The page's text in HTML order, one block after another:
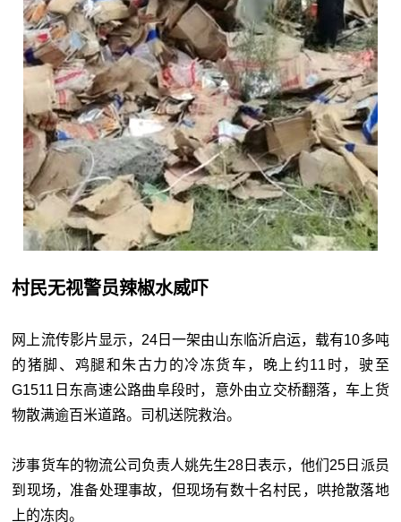
村民无视警员辣椒水威吓
网上流传影片显示，24日一架由山东临沂启运，载有10多吨
的猪脚、鸡腿和朱古力的冷冻货车，晚上约11时，驶至
G1511日东高速公路曲阜段时，意外由立交桥翻落，车上货
物散满逾百米道路。司机送院救治。
涉事货车的物流公司负责人姚先生28日表示，他们25日派员
到现场，准备处理事故，但现场有数十名村民，哄抢散落地
上的冻肉。